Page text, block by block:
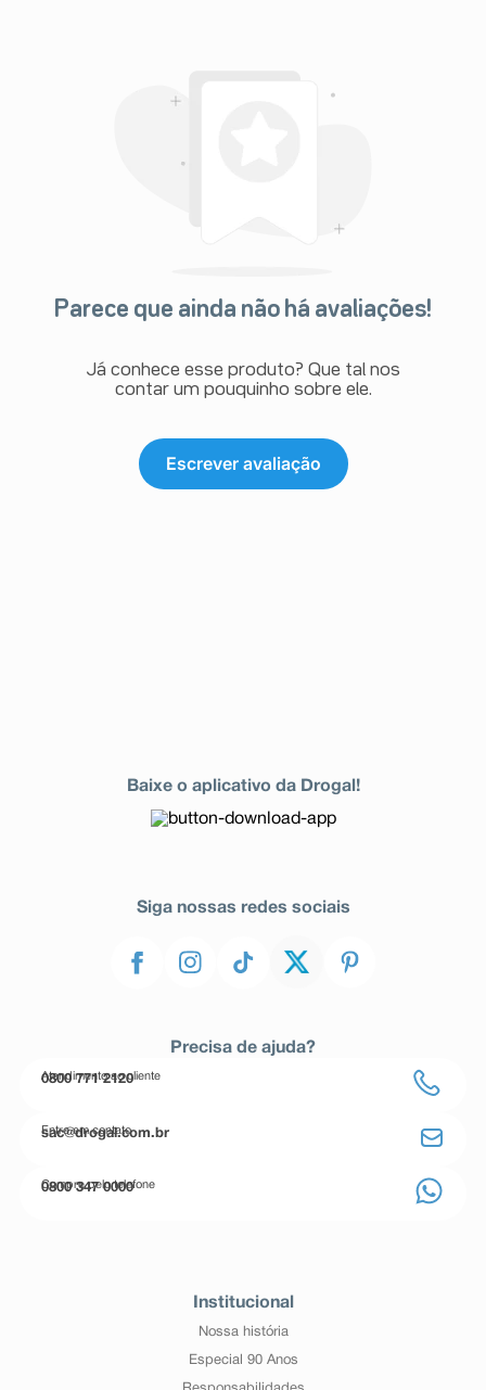
Parece que ainda não há avaliações!
Já conhece esse produto? Que tal nos
contar um pouquinho sobre ele.
Escrever avaliação
Baixe o aplicativo da Drogal!
Siga nossas redes sociais
Precisa de ajuda?
Atendimento ao cliente
0800 771 2120
Entre em contato
sac@drogal.com.br
Compre pelo telefone
0800 347 0000
Institucional
Nossa história
Especial 90 Anos